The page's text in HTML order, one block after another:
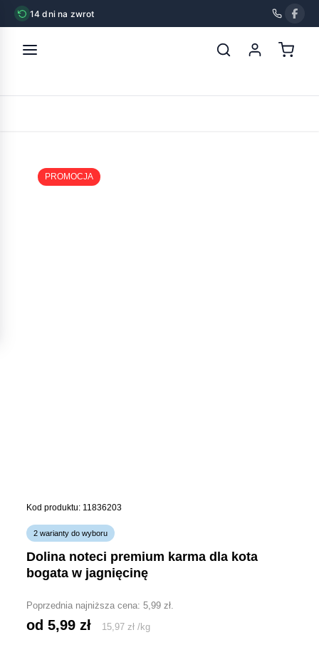
14 dni na zwrot
PROMOCJA
Kod produktu: 11836203
2 warianty do wyboru
dolina noteci premium karma dla kota
bogata w jagnięcinę
Poprzednia najniższa cena:5,99zł
od 5,99zł 15,97 zł /kg